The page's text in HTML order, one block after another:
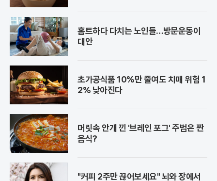
홈트하다 다치는 노인들…방문운동이
대안
초가공식품 10%만 줄여도 치매 위험 1
2% 낮아진다
머릿속 안개 낀 '브레인 포그' 주범은 짠
음식?
"커피 2주만 끊어보세요" 뇌와 장에서